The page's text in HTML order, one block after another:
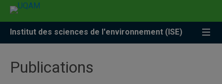
Accéder
recherche
Accéder
menu
pricipal
Accéder
zone
Institut des sciences de l'environnement (ISE)
Publications